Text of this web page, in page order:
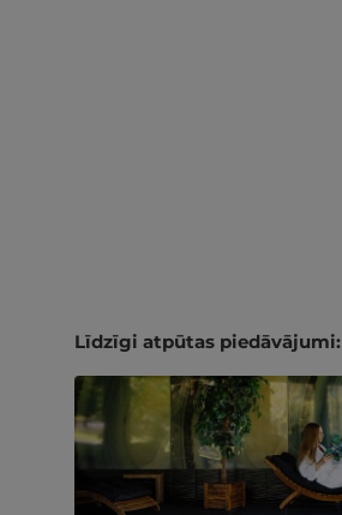
Līdzīgi atpūtas piedāvājumi: